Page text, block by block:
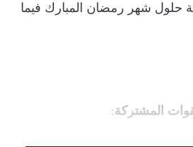
حلول شهر رمضان المبارك فيما
المشتركة: